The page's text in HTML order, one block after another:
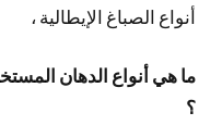
أنواع الصباغ الإيطالية ،
ما هي أنواع الدهان
؟